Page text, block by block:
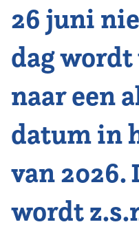
26 juni
dag
naar een
datum in
van 2026.
wordt